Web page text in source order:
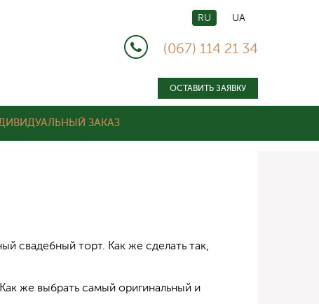
RU UA
(067) 114 21 34
ОСТАВИТЬ ЗАЯВКУ
ЗАКАЗ
свадебный торт. Как же сделать так,
же выбрать самый оригинальный и